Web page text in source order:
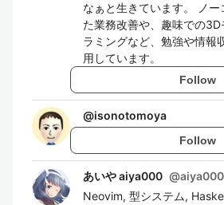
なぁと生きています。 ノ
た業務改善や、趣味での
ラミングなど、勉強や情報
用しています。
Follow
@isonotomoya
Follow
あいや aiya000 @aiya000
Neovim, 型システム,